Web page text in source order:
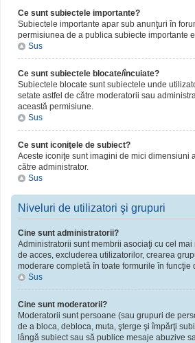
Ce sunt subiectele importante?
Subiectele importante apar sub anunţuri în
permisiunea de a publica subiecte importante
Sus
Ce sunt subiectele blocate/încuiate?
Subiectele blocate sunt subiectele unde
setate astfel de către moderatorii sau
această permisiune.
Sus
Ce sunt iconiţele de subiect?
Aceste iconiţe sunt imagini de mici dimensiuni
către administrator.
Sus
Niveluri de utilizatori şi grupuri
Cine sunt administratorii?
Administratorii sunt membrii asociaţi cu cel
de acces, excluderea utilizatorilor, crearea
moderare completă în toate formurile în
Sus
Cine sunt moderatorii?
Moderatorii sunt persoane (sau grupuri de
de a bloca, debloca, muta, şterge şi împărţi
lângă subiect sau să publice mesaje abuzive